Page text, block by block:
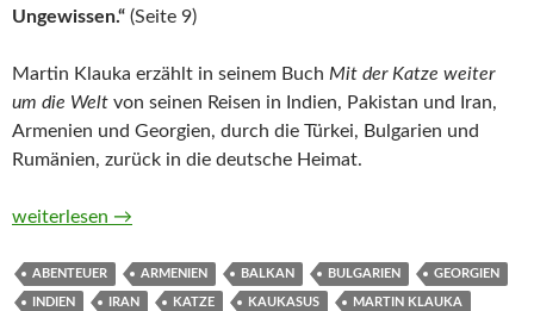
Ungewissen.“ (Seite 9)
Martin Klauka erzählt in seinem Buch Mit der Katze weiter
um die Welt von seinen Reisen in Indien, Pakistan und Iran,
Armenien und Georgien, durch die Türkei, Bulgarien und
Rumänien, zurück in die deutsche Heimat.
Mit der Katze weiter um die Welt von Martin Klauka
weiterlesen →
ABENTEUER ARMENIEN BALKAN BULGARIEN GEORGIEN
INDIEN IRAN KATZE KAUKASUS MARTIN KLAUKA